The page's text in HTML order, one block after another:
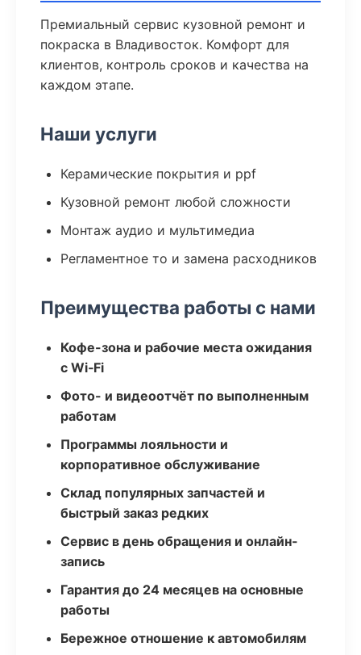
Премиальный сервис кузовной ремонт и
покраска в Владивосток. Комфорт для
клиентов, контроль сроков и качества на
каждом этапе.
Наши услуги
Керамические покрытия и ppf
Кузовной ремонт любой сложности
Монтаж аудио и мультимедиа
Регламентное то и замена расходников
Преимущества работы с нами
Кофе-зона и рабочие места ожидания
с Wi‑Fi
Фото- и видеоотчёт по выполненным
работам
Программы лояльности и
корпоративное обслуживание
Склад популярных запчастей и
быстрый заказ редких
Сервис в день обращения и онлайн-
запись
Гарантия до 24 месяцев на основные
работы
Бережное отношение к автомобилям